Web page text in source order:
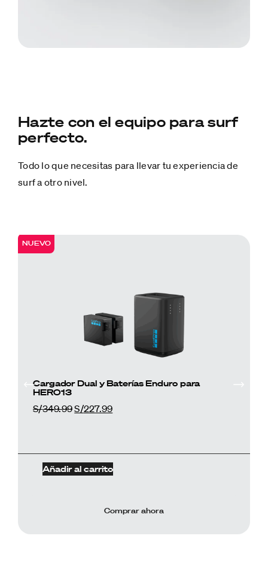
Hazte con el equipo para surf
perfecto.
Todo lo que necesitas para llevar tu experiencia de
surf a otro nivel.
NUEVO
Cargador Dual y Baterías Enduro para
HERO13
S/349.99S/227.99
Añadir al carrito
Comprar ahora